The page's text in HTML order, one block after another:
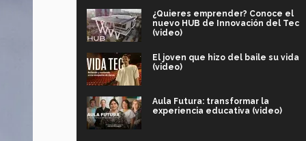
¿Quieres emprender? Conoce el
nuevo HUB de Innovación del Tec
(video)
El joven que hizo del baile su vida
(video)
Aula Futura: transformar la
experiencia educativa (video)